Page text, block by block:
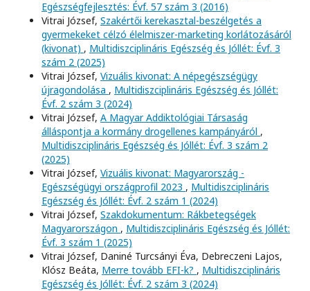
Egészségfejlesztés: Évf. 57 szám 3 (2016)
Vitrai József, Szakértői kerekasztal-beszélgetés a
gyermekeket célzó élelmiszer-marketing korlátozásáról
(kivonat) , Multidiszciplináris Egészség és Jóllét: Évf. 3
szám 2 (2025)
Vitrai József, Vizuális kivonat: A népegészségügy
újragondolása , Multidiszciplináris Egészség és Jóllét:
Évf. 2 szám 3 (2024)
Vitrai József, A Magyar Addiktológiai Társaság
álláspontja a kormány drogellenes kampányáról ,
Multidiszciplináris Egészség és Jóllét: Évf. 3 szám 2
(2025)
Vitrai József, Vizuális kivonat: Magyarország -
Egészségügyi országprofil 2023 , Multidiszciplináris
Egészség és Jóllét: Évf. 2 szám 1 (2024)
Vitrai József, Szakdokumentum: Rákbetegségek
Magyarországon , Multidiszciplináris Egészség és Jóllét:
Évf. 3 szám 1 (2025)
Vitrai József, Daniné Turcsányi Éva, Debreczeni Lajos,
Klósz Beáta, Merre tovább EFI-k? , Multidiszciplináris
Egészség és Jóllét: Évf. 2 szám 3 (2024)